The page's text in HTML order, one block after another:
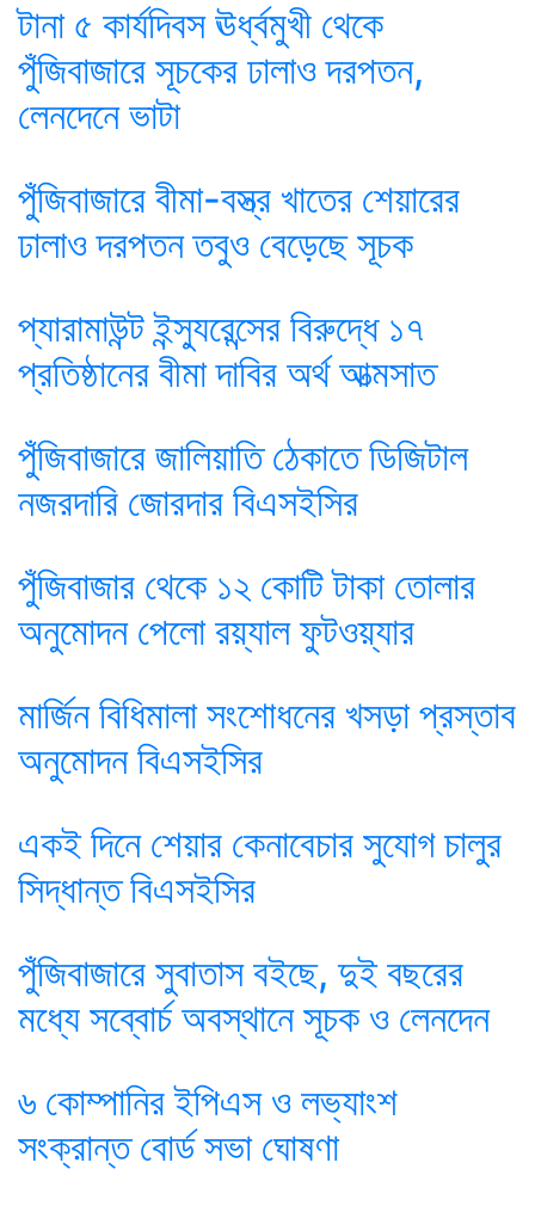
টানা ৫ কার্যদিবস ঊর্ধ্বমুখী থেকে
পুঁজিবাজারে সূচকের ঢালাও দরপতন,
লেনদেনে ভাটা
পুঁজিবাজারে বীমা-বস্ত্র খাতের শেয়ারের
ঢালাও দরপতন তবুও বেড়েছে সূচক
প্যারামাউন্ট ইন্স্যুরেন্সের বিরুদ্ধে ১৭
প্রতিষ্ঠানের বীমা দাবির অর্থ আত্মসাত
পুঁজিবাজারে জালিয়াতি ঠেকাতে ডিজিটাল
নজরদারি জোরদার বিএসইসির
পুঁজিবাজার থেকে ১২ কোটি টাকা তোলার
অনুমোদন পেলো রয়্যাল ফুটওয়্যার
মার্জিন বিধিমালা সংশোধনের খসড়া প্রস্তাব
অনুমোদন বিএসইসির
একই দিনে শেয়ার কেনাবেচার সুযোগ চালুর
সিদ্ধান্ত বিএসইসির
পুঁজিবাজারে সুবাতাস বইছে, দুই বছরের
মধ্যে সব্বোর্চ অবস্থানে সূচক ও লেনদেন
৬ কোম্পানির ইপিএস ও লভ্যাংশ
সংক্রান্ত বোর্ড সভা ঘোষণা